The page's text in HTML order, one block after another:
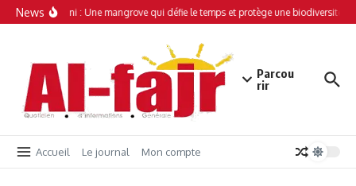
Aller au contenu
News
Simamboini : Une mangrove qui défie le temps et protège une biodiversité
Parcou
rir
Accueil Le journal Mon compte